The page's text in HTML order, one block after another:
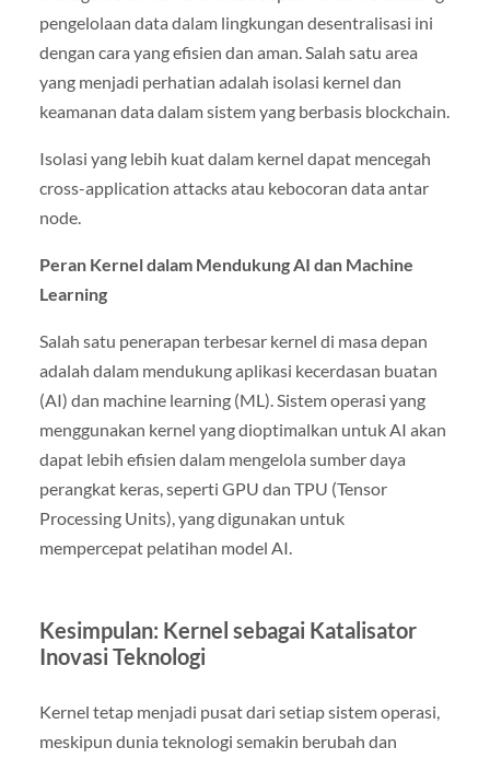
pengelolaan data dalam lingkungan desentralisasi ini
dengan cara yang efisien dan aman. Salah satu area
yang menjadi perhatian adalah isolasi kernel dan
keamanan data dalam sistem yang berbasis blockchain.
Isolasi yang lebih kuat dalam kernel dapat mencegah
cross-application attacks atau kebocoran data antar
node.
Peran Kernel dalam Mendukung AI dan Machine
Learning
Salah satu penerapan terbesar kernel di masa depan
adalah dalam mendukung aplikasi kecerdasan buatan
(AI) dan machine learning (ML). Sistem operasi yang
menggunakan kernel yang dioptimalkan untuk AI akan
dapat lebih efisien dalam mengelola sumber daya
perangkat keras, seperti GPU dan TPU (Tensor
Processing Units), yang digunakan untuk
mempercepat pelatihan model AI.
Kesimpulan: Kernel sebagai Katalisator
Inovasi Teknologi
Kernel tetap menjadi pusat dari setiap sistem operasi,
meskipun dunia teknologi semakin berubah dan